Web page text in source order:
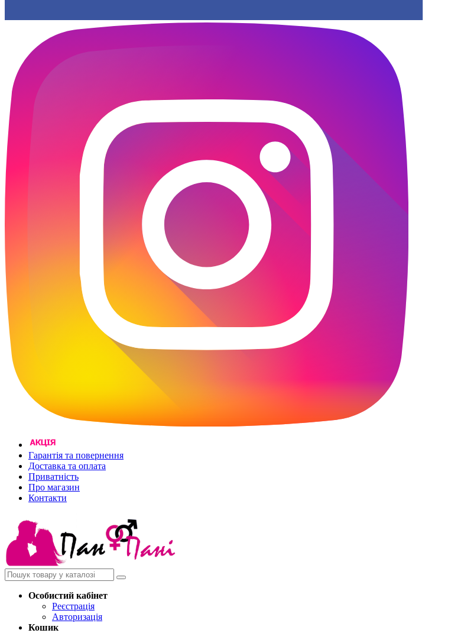
Гарантія та повернення
Доставка та оплата
Приватність
Про магазин
Контакти
Особистий кабінет
Реєстрація
Авторизація
Кошик